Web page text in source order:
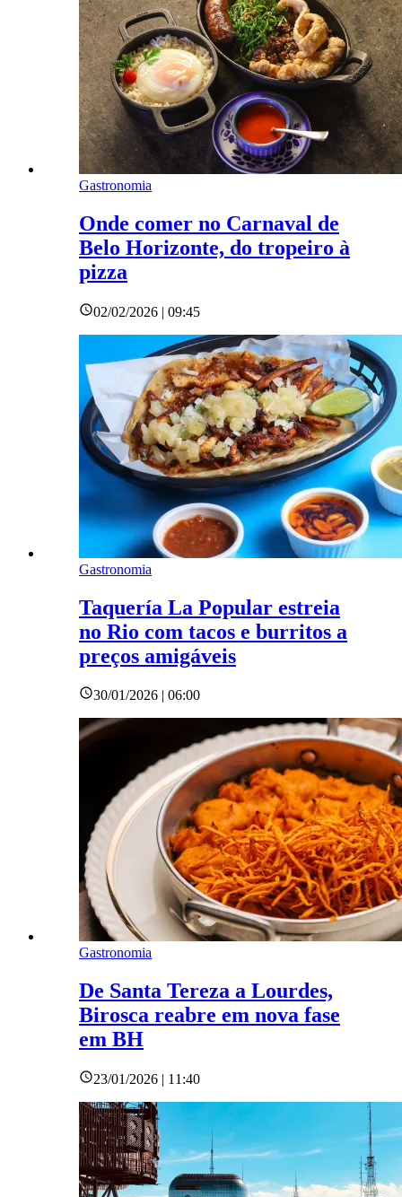
Gastronomia
Onde comer no Carnaval de
Belo Horizonte, do tropeiro à
pizza
02/02/2026 | 09:45
Gastronomia
Taquería La Popular estreia
no Rio com tacos e burritos a
preços amigáveis
30/01/2026 | 06:00
Gastronomia
De Santa Tereza a Lourdes,
Birosca reabre em nova fase
em BH
23/01/2026 | 11:40